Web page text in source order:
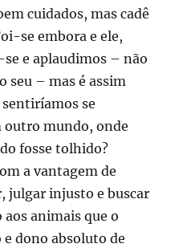
cuidados, mas cadê
se embora e ele,
e aplaudimos – não
seu – mas é assim
se
outro mundo, onde
fosse tolhido?
a vantagem de
julgar injusto e buscar
aos animais que o
dono absoluto de